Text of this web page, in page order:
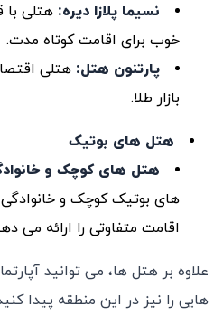
نسیما پلازا دیره: هتلی
خوب برای اقامت کوتاه‌ مدت.
پارتنون هتل: هتلی
بازار طلا.
هتل‌ های بوتیک
هتل‌ های کوچک و
های بوتیک کوچک و خانوادگی
اقامت متفاوتی را ارائه می
علاوه بر هتل‌ ها، می‌ توانید
هایی را نیز در این منطقه پیدا